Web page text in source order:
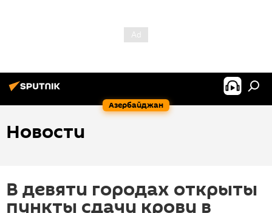
Азербайджан
Новости
В девяти городах открыты
пункты сдачи крови в